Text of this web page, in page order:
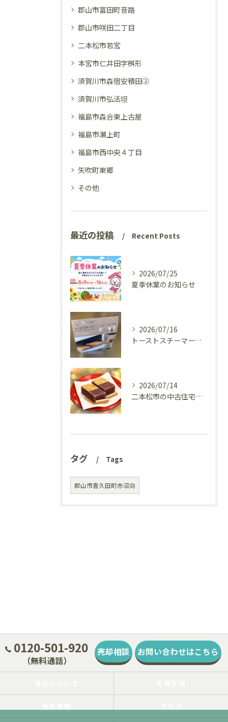
郡山市富田町音路
郡山市咲田二丁目
二本松市若宮
本宮市仁井田字桝形
須賀川市森宿安積田②
須賀川市弘法坦
福島市森合東上古屋
福島市瀬上町
福島市西中央４丁目
矢吹町東郷
その他
最近の投稿 Recent Posts
2026/07/25
夏季休業のお知らせ
2026/07/16
トーストスチーマーで、いつものパンが少し変わった話
2026/07/14
二本松市の中古住宅、リフォーム前の様子を見てきました(^^♪
タグ Tags
郡山市喜久田町赤沼向
0120-501-920
（無料通話）
売却相談 お問い合わせはこちら